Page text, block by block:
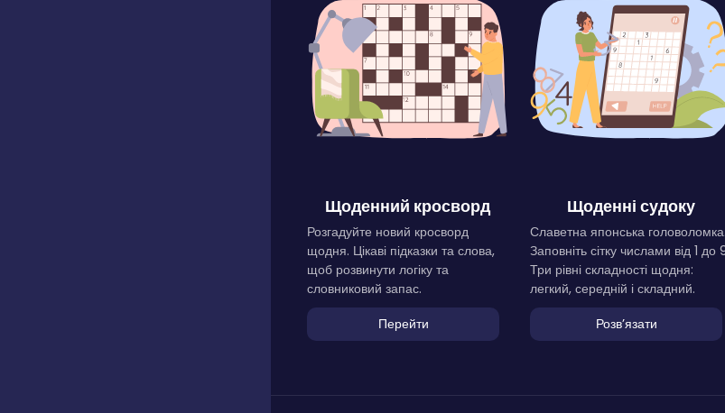
Щоденний кросворд
Розгадуйте новий кросворд
щодня. Цікаві підказки та слова,
щоб розвинути логіку та
словниковий запас.
Перейти
Щоденні судоку
Славетна японська головоломка.
Заповніть сітку числами від 1 до
Три рівні складності щодня:
легкий, середній і складний.
Розвʼязати